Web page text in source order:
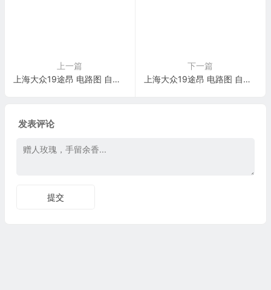
上一篇
上海大众19途昂 电路图 自动防眩车内及车外后视镜 电路图
下一篇
上海大众19途昂 电路图 自适应底盘调节系统 DCC 电路图
发表评论